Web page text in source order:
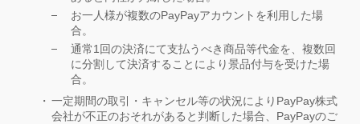
お一人様が複数のPayPayアカウントを利用した場
合。
通常1回の決済にて支払うべき商品等代金を、複数回
に分割して決済することにより景品付与を受けた場
合。
一定期間の取引・キャンセル等の状況によりPayPay株式
会社が不正のおそれがあると判断した場合、PayPayのご